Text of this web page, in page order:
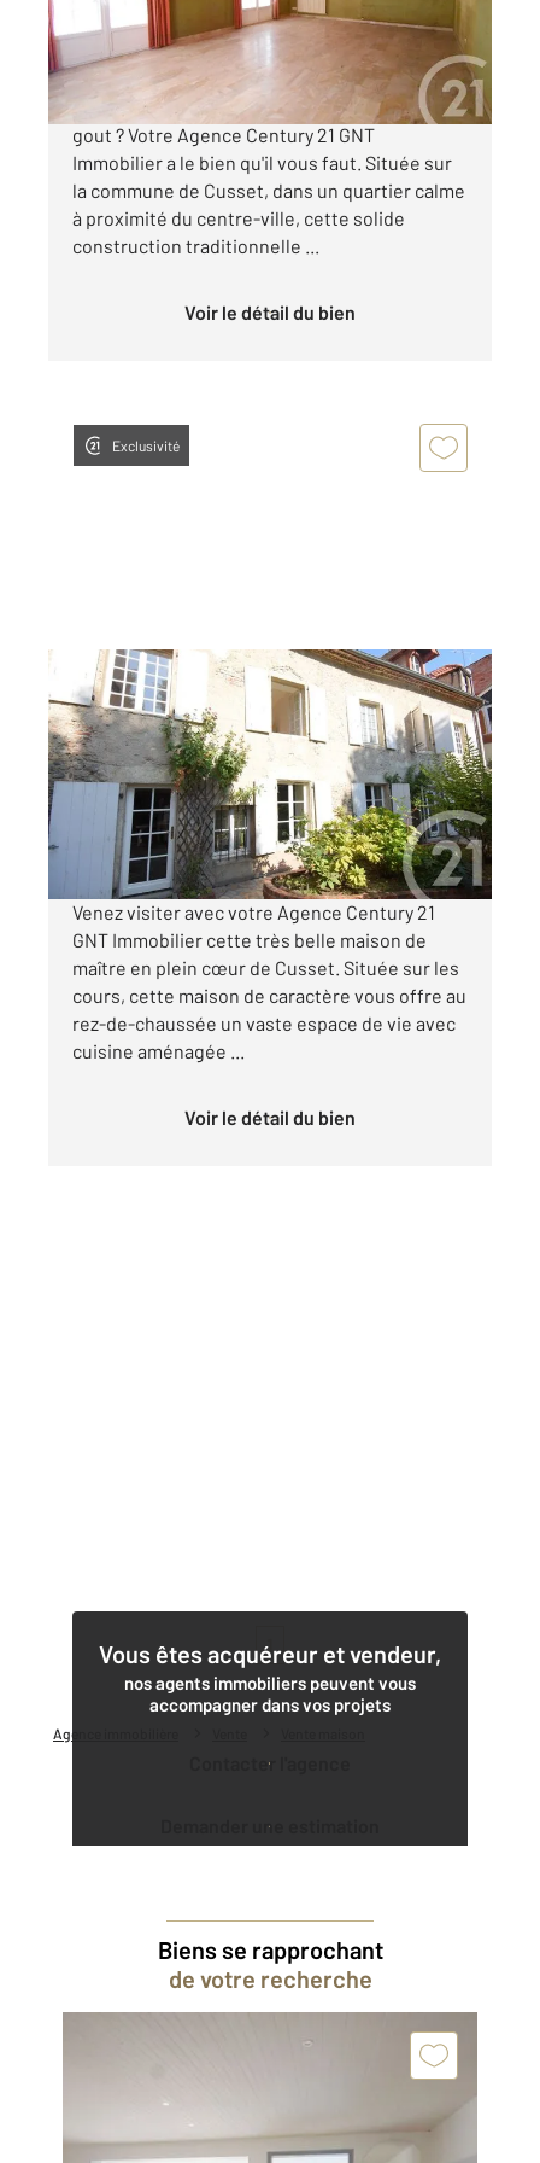
Agence immobilière
175 000 €
Vous recherchez une maison à mettre à votre
gout ? Votre Agence Century 21 GNT
Immobilier a le bien qu'il vous faut. Située sur
la commune de Cusset, dans un quartier calme
à proximité du centre-ville, cette solide
construction traditionnelle ...
Voir le détail du bien
Exclusivité
CUSSET 03
147,42 m2, 4 pièces
Ref : 1348
Maison à vendre
313 000 €
Visiter le site dédié
Venez visiter avec votre Agence Century 21
GNT Immobilier cette très belle maison de
maître en plein cœur de Cusset. Située sur les
cours, cette maison de caractère vous offre au
rez-de-chaussée un vaste espace de vie avec
cuisine aménagée ...
Voir le détail du bien
Vous êtes acquéreur et vendeur,
nos agents immobiliers peuvent vous
accompagner dans vos projets
Contacter l'agence
Demander une estimation
1
Biens se rapprochant
de votre recherche